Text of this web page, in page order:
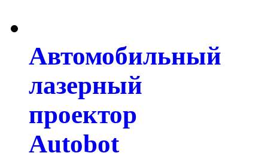
Автомобильный
лазерный
проектор
Autobot